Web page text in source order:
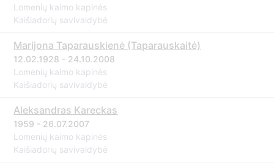
Lomenių kaimo kapinės
Kaišiadorių savivaldybė
Marijona Taparauskienė (Taparauskaitė)
12.02.1928 - 24.10.2008
Lomenių kaimo kapinės
Kaišiadorių savivaldybė
Aleksandras Kareckas
1959 - 26.07.2007
Lomenių kaimo kapinės
Kaišiadorių savivaldybė